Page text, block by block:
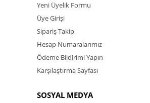
Yeni Üyelik Formu
Üye Girişi
Sipariş Takip
Hesap Numaralarımız
Ödeme Bildirimi Yapın
Karşılaştırma Sayfası
SOSYAL MEDYA